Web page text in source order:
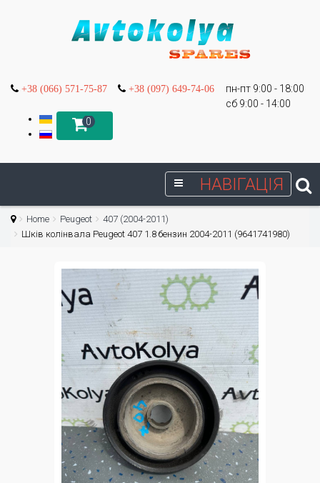
+38 (066) 571-75-87 +38 (097) 649-74-06
пн-пт 9:00 - 18:00
сб 9:00 - 14:00
0
НАВІГАЦІЯ
Home Peugeot
407 (2004-2011)
Шків колінвала Peugeot 407 1.8 бензин 2004-2011 (9641741980)